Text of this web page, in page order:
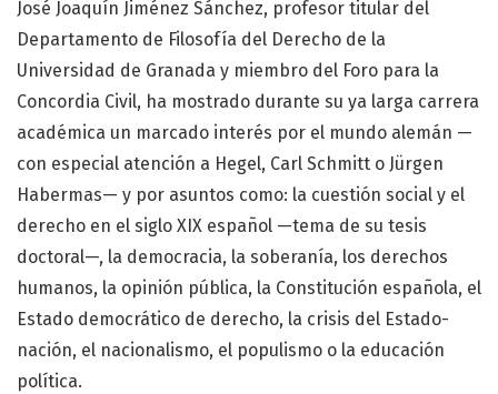
José Joaquín Jiménez Sánchez, profesor titular del
Departamento de Filosofía del Derecho de la
Universidad de Granada y miembro del Foro para la
Concordia Civil, ha mostrado durante su ya larga carrera
académica un marcado interés por el mundo alemán —
con especial atención a Hegel, Carl Schmitt o Jürgen
Habermas— y por asuntos como: la cuestión social y el
derecho en el siglo XIX español —tema de su tesis
doctoral—, la democracia, la soberanía, los derechos
humanos, la opinión pública, la Constitución española, el
Estado democrático de derecho, la crisis del Estado-
nación, el nacionalismo, el populismo o la educación
política.